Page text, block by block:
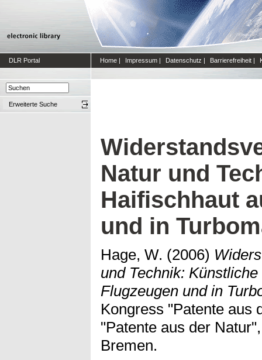
DLR Portal Home | Impressum | Datenschutz | Barrierefreiheit |
Erweiterte Suche
Natur und
Haifischhaut
und in
Hage, W. (2006)
und Technik:
Flugzeugen und in
Kongress "Patente aus
"Patente aus der
Bremen.